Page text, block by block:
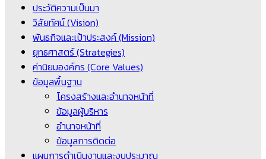
ประวัติความเป็นมา
วิสัยทัศน์ (Vision)
พันธกิจและเป้าประสงค์ (Mission)
ยุทธศาสตร์ (Strategies)
ค่านิยมองค์กร (Core Values)
ข้อมูลพื้นฐาน
โครงสร้างและอำนาจหน้าที่
ข้อมูลผู้บริหาร
อำนาจหน้าที่
ข้อมูลการติดต่อ
แผนการดำเนินงานและงบประมาณ